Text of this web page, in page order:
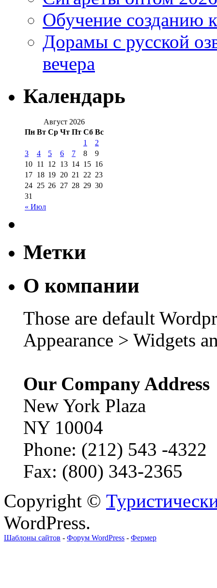
Обучение созданию
Дорамы с русской
вечера
Календарь
Август 2026
Пн Вт Ср Чт Пт Сб Вс
« Июл
1
2
3
4 5 6 7 8
9
10 11 12 13 14 15 16
17 18 19 20 21 22 23
24 25 26 27 28 29 30
31
Метки
О компании
Those are default
Appearance > Widgets
Our Company Address
New York Plaza
NY 10004
Phone: (212) 543 -4322
Fax: (800) 343-2365
Copyright ©
WordPress.
Шаблоны сайтов - Форум WordPress - Фермер